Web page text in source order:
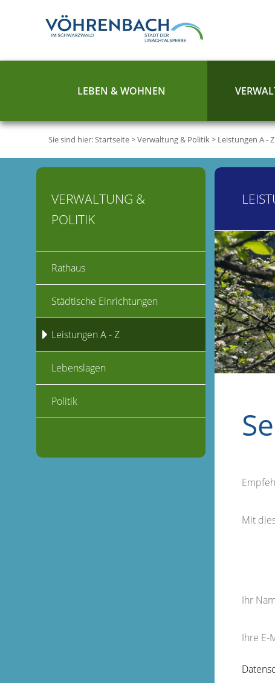
LEBEN & WOHNEN
Sie sind hier:Startseite>Verwaltung & Politik> Leistungen A - Z
Mit
Ihr
Ihre E-
VERWALTUNG &
POLITIK
Rathaus
Städtische Einrichtungen
Leistungen A - Z
Lebenslagen
Politik